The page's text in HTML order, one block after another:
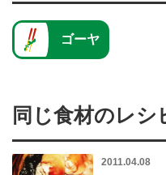
ゴーヤ
同じ食材のレシ
2011.04.08